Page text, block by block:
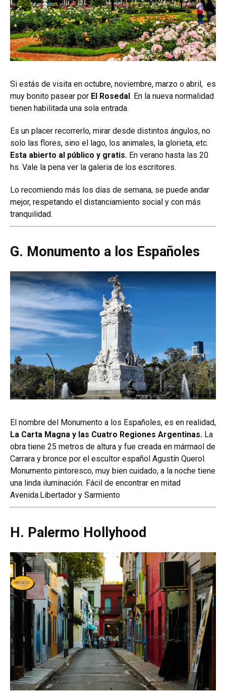
Si estás de visita en octubre, noviembre, marzo o abril, es
muy bonito pasear por El Rosedal . En la nueva normalidad
tienen habilitada una sola entrada.
Es un placer recorrerlo, mirar desde distintos ángulos, no
solo las flores, sino el lago, los animales, la glorieta, etc.
Esta abierto al público y gratis. En verano hasta las 20
hs. Vale la pena ver la galeria de los escritores.
Lo recomiendo más los días de semana, se puede andar
mejor, respetando el distanciamiento social y con más
tranquilidad.
G. Monumento a los Españoles
El nombre del Monumento a los Españoles, es en realidad,
La Carta Magna y las Cuatro Regiones Argentinas. La
obra tiene 25 metros de altura y fue creada en mármaol de
Carrara y bronce por el escultor español Agustín Querol.
Monumento pintoresco, muy bien cuidado, a la noche tiene
una linda iluminación. Fácil de encontrar en mitad
Avenida.Libertador y Sarmiento
H. Palermo Hollyhood